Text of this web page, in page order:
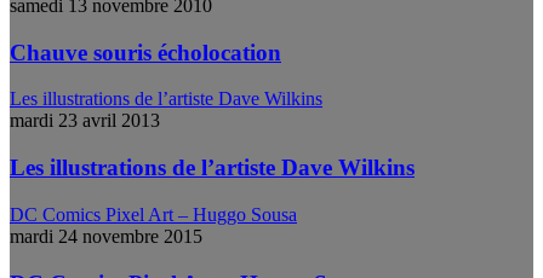
samedi 13 novembre 2010
Chauve souris écholocation
Les illustrations de l’artiste Dave Wilkins
mardi 23 avril 2013
Les illustrations de l’artiste Dave Wilkins
DC Comics Pixel Art – Huggo Sousa
mardi 24 novembre 2015